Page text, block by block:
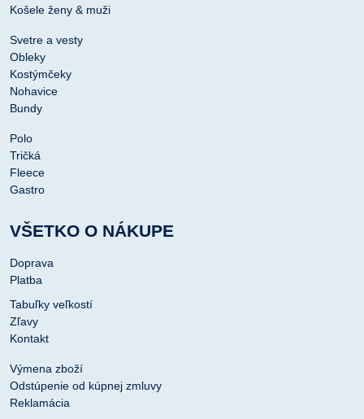
Košele ženy & muži
Svetre a vesty
Obleky
Kostýmčeky
Nohavice
Bundy
Polo
Tričká
Fleece
Gastro
VŠETKO O NÁKUPE
Doprava
Platba
Tabuľky veľkostí
Zľavy
Kontakt
Výmena zboží
Odstúpenie od kúpnej zmluvy
Reklamácia